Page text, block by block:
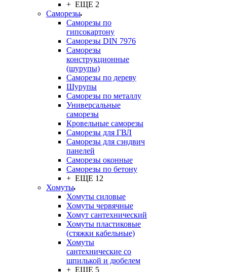
+ ЕЩЕ 2
Саморезы
Саморезы по
гипсокартону
Саморезы DIN 7976
Саморезы
конструкционные
(шурупы)
Саморезы по дереву
Шурупы
Саморезы по металлу
Универсальные
саморезы
Кровельные саморезы
Саморезы для ГВЛ
Саморезы для сэндвич
панелей
Саморезы оконные
Саморезы по бетону
+ ЕЩЕ 12
Хомуты
Хомуты силовые
Хомуты червячные
Хомут сантехнический
Хомуты пластиковые
(стяжки кабельные)
Хомуты
сантехнические со
шпилькой и дюбелем
+ ЕЩЕ 5